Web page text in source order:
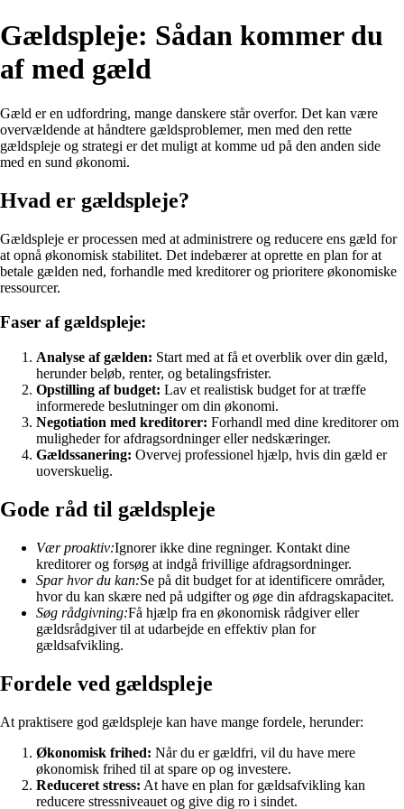
Gældspleje: Sådan kommer du
af med gæld
Gæld er en udfordring, mange danskere står overfor. Det kan være
overvældende at håndtere gældsproblemer, men med den rette
gældspleje og strategi er det muligt at komme ud på den anden side
med en sund økonomi.
Hvad er gældspleje?
Gældspleje er processen med at administrere og reducere ens gæld for
at opnå økonomisk stabilitet. Det indebærer at oprette en plan for at
betale gælden ned, forhandle med kreditorer og prioritere økonomiske
ressourcer.
Faser af gældspleje:
Analyse af gælden: Start med at få et overblik over din gæld,
herunder beløb, renter, og betalingsfrister.
Opstilling af budget: Lav et realistisk budget for at træffe
informerede beslutninger om din økonomi.
Negotiation med kreditorer: Forhandl med dine kreditorer om
muligheder for afdragsordninger eller nedskæringer.
Gældssanering: Overvej professionel hjælp, hvis din gæld er
uoverskuelig.
Gode råd til gældspleje
Vær proaktiv:Ignorer ikke dine regninger. Kontakt dine
kreditorer og forsøg at indgå frivillige afdragsordninger.
Spar hvor du kan:Se på dit budget for at identificere områder,
hvor du kan skære ned på udgifter og øge din afdragskapacitet.
Søg rådgivning:Få hjælp fra en økonomisk rådgiver eller
gældsrådgiver til at udarbejde en effektiv plan for
gældsafvikling.
Fordele ved gældspleje
At praktisere god gældspleje kan have mange fordele, herunder:
Økonomisk frihed: Når du er gældfri, vil du have mere
økonomisk frihed til at spare op og investere.
Reduceret stress: At have en plan for gældsafvikling kan
reducere stressniveauet og give dig ro i sindet.